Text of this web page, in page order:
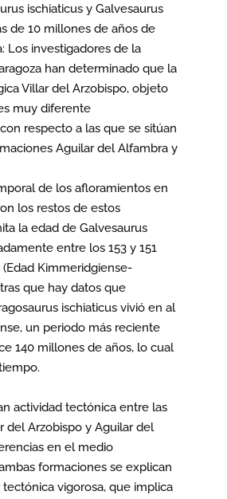
ischiaticus y Galvesaurus
de 10 millones de años de
Los investigadores de la
han determinado que la
Villar del Arzobispo, objeto
muy diferente
respecto a las que se sitúan
Aguilar del Alfambra y
de los afloramientos en
los restos de estos
la edad de Galvesaurus
entre los 153 y 151
Kimmeridgiense-
que hay datos que
ischiaticus vivió en al
un periodo más reciente
140 millones de años, lo cual
actividad tectónica entre las
del Arzobispo y Aguilar del
en el medio
formaciones se explican
vigorosa, que implica